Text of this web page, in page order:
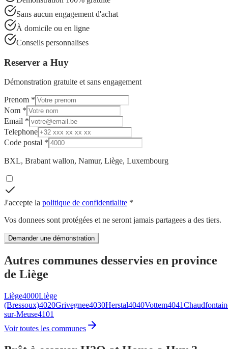
Sans aucun engagement d'achat
À domicile ou en ligne
Conseils personnalises
Reserver a Huy
Démonstration gratuite et sans engagement
Prenom *
Nom *
Email *
Telephone
Code postal *
BXL, Brabant wallon, Namur, Liège, Luxembourg
J'accepte la politique de confidentialite *
Vos donnees sont protégées et ne seront jamais partagees a des tiers.
Demander une démonstration
Autres communes desservies en province
de Liège
Liège4000Liège
(Bressoux)4020Grivegnee4030Herstal4040Vottem4041
sur-Meuse4101
Voir toutes les communes